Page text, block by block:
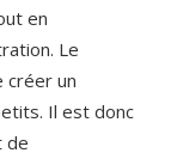
en
Le
créer un
Il est donc
de